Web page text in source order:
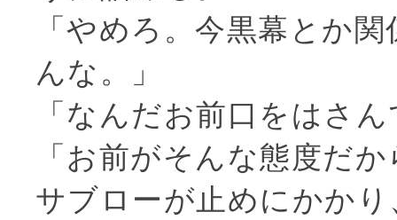
「やめろ。今黒幕とか
んな。」
「なんだお前口をはさ
「お前がそんな態度だ
サブローが止めにかか